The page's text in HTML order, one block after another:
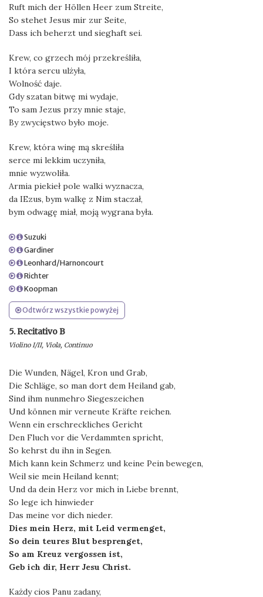
Ruft mich der Höllen Heer zum Streite,
So stehet Jesus mir zur Seite,
Dass ich beherzt und sieghaft sei.
Krew, co grzech mój przekreśliła,
I która sercu ulżyła,
Wolność daje.
Gdy szatan bitwę mi wydaje,
To sam Jezus przy mnie staje,
By zwycięstwo było moje.
Krew, która winę mą skreśliła
serce mi lekkim uczyniła,
mnie wyzwoliła.
Armia piekieł pole walki wyznacza,
da IEzus, bym walkę z Nim staczał,
bym odwagę miał, moją wygrana była.
Suzuki
Gardiner
Leonhard/Harnoncourt
Richter
Koopman
Odtwórz wszystkie powyżej
5. Recitativo B
Violino I/II, Viola, Continuo
Die Wunden, Nägel, Kron und Grab,
Die Schläge, so man dort dem Heiland gab,
Sind ihm nunmehro Siegeszeichen
Und können mir verneute Kräfte reichen.
Wenn ein erschreckliches Gericht
Den Fluch vor die Verdammten spricht,
So kehrst du ihn in Segen.
Mich kann kein Schmerz und keine Pein bewegen,
Weil sie mein Heiland kennt;
Und da dein Herz vor mich in Liebe brennt,
So lege ich hinwieder
Das meine vor dich nieder.
Dies mein Herz, mit Leid vermenget,
So dein teures Blut besprenget,
So am Kreuz vergossen ist,
Geb ich dir, Herr Jesu Christ.
Każdy cios Panu zadany,